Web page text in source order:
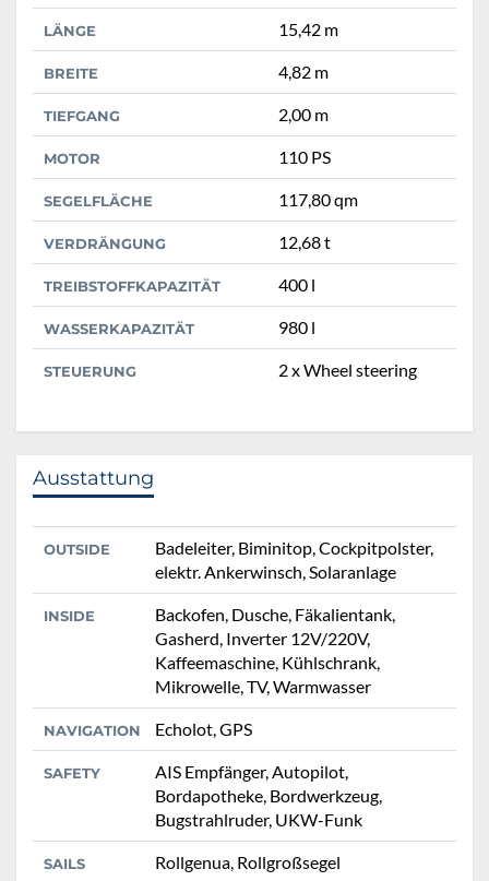
LÄNGE 15,42 m
BREITE 4,82 m
TIEFGANG 2,00 m
MOTOR 110 PS
SEGELFLÄCHE 117,80 qm
VERDRÄNGUNG 12,68 t
TREIBSTOFFKAPAZITÄT 400 l
WASSERKAPAZITÄT 980 l
STEUERUNG 2 x Wheel steering
Ausstattung
OUTSIDE
Badeleiter, Biminitop, Cockpitpolster,
elektr. Ankerwinsch, Solaranlage
INSIDE
Backofen, Dusche, Fäkalientank,
Gasherd, Inverter 12V/220V,
Kaffeemaschine, Kühlschrank,
Mikrowelle, TV, Warmwasser
NAVIGATION Echolot, GPS
SAFETY
AIS Empfänger, Autopilot,
Bordapotheke, Bordwerkzeug,
Bugstrahlruder, UKW-Funk
SAILS Rollgenua, Rollgroßsegel